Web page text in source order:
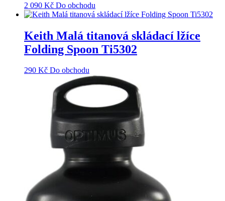
2 090 Kč Do obchodu
Keith Malá titanová skládací lžíce
Folding Spoon Ti5302
290 Kč Do obchodu